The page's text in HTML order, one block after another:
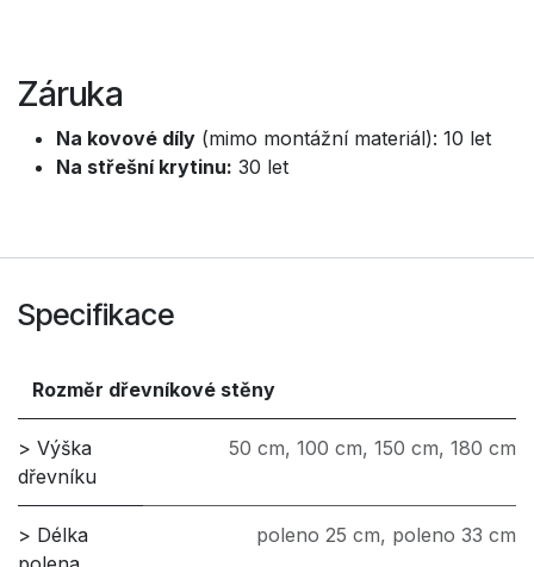
Záruka
Na kovové díly (mimo montážní materiál): 10 let
Na střešní krytinu: 30 let
Specifikace
Rozměr dřevníkové stěny
> Výška
dřevníku
50 cm, 100 cm, 150 cm, 180 cm
> Délka
poleno 25 cm, poleno 33 cm